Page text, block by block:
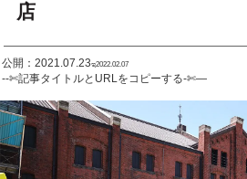
店
公開：2021.07.23ಇ2022.02.07
--✄記事タイトルとURLをコピーする-✄—